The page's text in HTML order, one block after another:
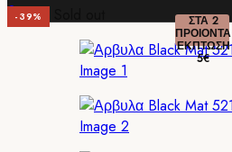
0-39% ΣΤΑ 2
ΠΡΟΙΟΝΤΑ
ΕΚΠΤΩΣΗ
5€